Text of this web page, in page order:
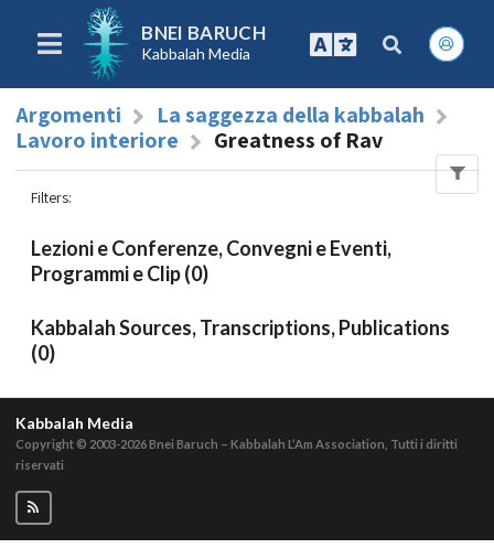
BNEI BARUCH
Kabbalah Media
Argomenti
La saggezza della kabbalah
Lavoro interiore
Greatness of Rav
Filters:
Lezioni e Conferenze, Convegni e Eventi,
Programmi e Clip (0)
Kabbalah Sources, Transcriptions, Publications
(0)
Kabbalah Media
Copyright © 2003-2026Bnei Baruch – Kabbalah L’Am Association, Tutti i diritti
riservati